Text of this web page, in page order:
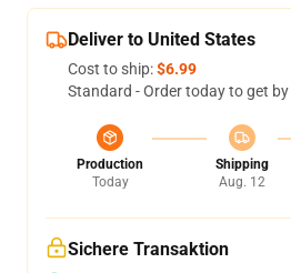
Deliver to United States
Cost to ship:$6.99
Standard - Order today to get by
Production
Today
Shipping
Aug. 12
Sichere Transaktion